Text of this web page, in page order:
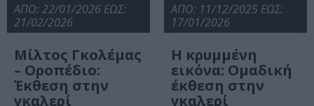
ΑΠΟ: 22/01/2026 ΕΩΣ:
21/02/2026
Μίλτος Γκολέμας
– Οροπέδιο:
Έκθεση στην
γκαλερί
ΑΠΟ: 11/12/2025 ΕΩΣ:
17/01/2026
Η κρυμμένη
εικόνα: Ομαδική
έκθεση στην
γκαλερί